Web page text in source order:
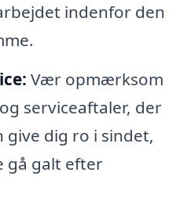
indenfor den
Vær opmærksom
serviceaftaler, der
give dig ro i sindet,
gå galt efter